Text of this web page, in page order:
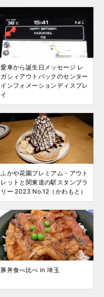
愛車から誕生日メッセージ レ
ガシィアウトバックのセンター
インフォメーションディスプレ
イ
ふかや花園プレミアム・アウト
レットと関東道の駅スタンプラ
リー 2023 No.12（かわもと）
豚丼食べ比べ in 埼玉